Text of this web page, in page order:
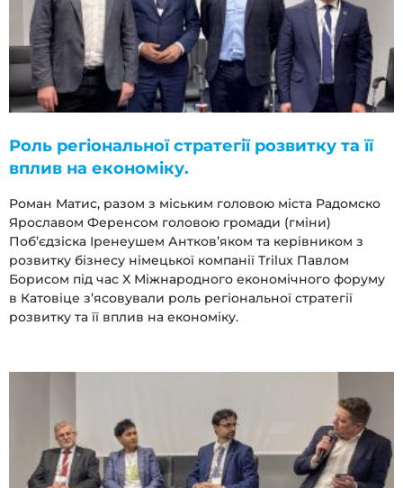
Роль регіональної стратегії розвитку та її
вплив на економіку.
Роман Матис, разом з міським головою міста Радомско
Ярославом Ференсом головою громади (гміни)
Поб’єдзіска Іренеушем Антков’яком та керівником з
розвитку бізнесу німецької компанії Trilux Павлом
Борисом під час X Міжнародного економічного форуму
в Катовіце з’ясовували роль регіональної стратегії
розвитку та її вплив на економіку.